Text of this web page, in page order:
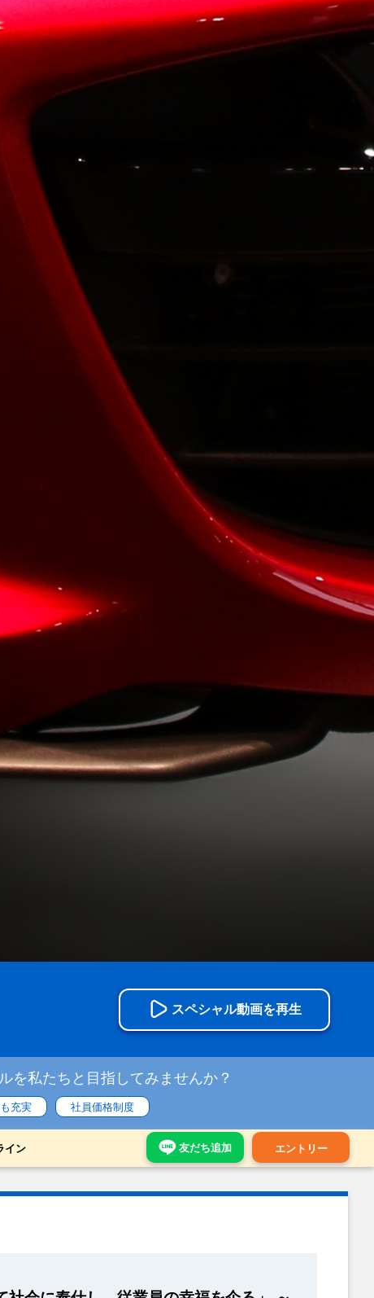
スペシャル動画を再生
を私たちと目指してみませんか？
充実 社員価格制度
イン 友だち追加 エントリー